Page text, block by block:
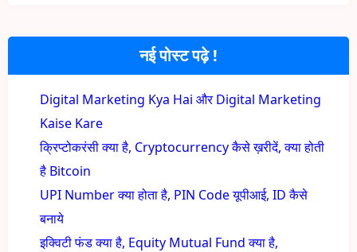
नई पोस्ट पढ़े !
Digital Marketing Kya Hai और Digital Marketing
Kaise Kare
क्रिप्टोकरंसी क्या है, Cryptocurrency कैसे ख़रीदें, क्या होती
है Bitcoin
UPI Number क्या होता है, PIN Code यूपीआई, ID कैसे
बनाये
इक्विटी फंड क्या है, Equity Mutual Fund क्या है,